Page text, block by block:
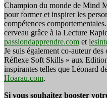
Champion du monde de Mind
pour former et inspirer les
compétences
cerveau grâce à la Lecture
passiondapprendre.com et
Je suis également co-auteur
Réflexe Soft Skills » aux
inspirantes telles que Léonard
Hoarau.com.
Si vous souhaitez booster